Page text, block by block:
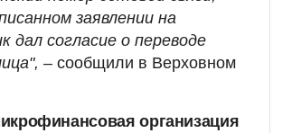
заявлении на
дал согласие о переводе
– сообщили в Верховном
организация